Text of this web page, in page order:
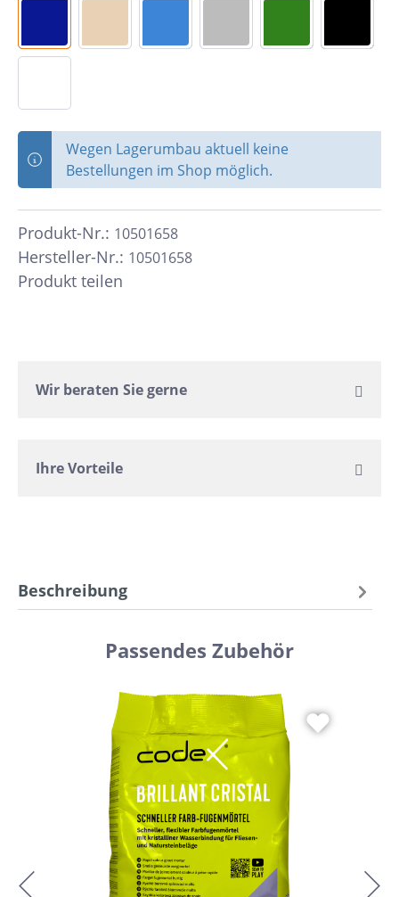
Wegen Lagerumbau aktuell keine
Bestellungen im Shop möglich.
Hersteller-Nr.: 10501658
Produkt-Nr.: 10501658
Produkt teilen
Wir beraten Sie gerne
Ihre Vorteile
Beschreibung
Passendes Zubehör